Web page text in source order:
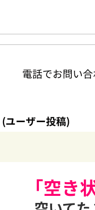
電話でお問い
(ユーザー投稿)
「空き